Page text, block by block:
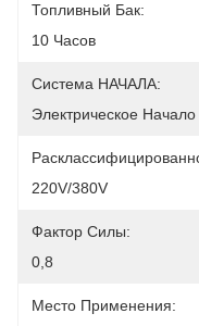
Топливный Бак:
10 Часов
Система НАЧАЛА:
Электрическое Начало
220V/380V
Фактор Силы:
0,8
Место Применения: